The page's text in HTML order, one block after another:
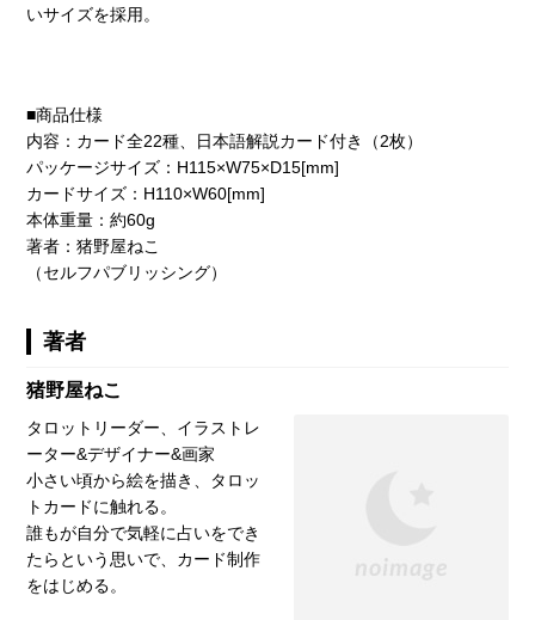
いサイズを採用。
■商品仕様
内容：カード全22種、日本語解説カード付き（2枚）
パッケージサイズ：H115×W75×D15[mm]
カードサイズ：H110×W60[mm]
本体重量：約60g
著者：猪野屋ねこ
（セルフパブリッシング）
著者
猪野屋ねこ
タロットリーダー、イラストレ
ーター&デザイナー&画家
小さい頃から絵を描き、タロッ
トカードに触れる。
誰もが自分で気軽に占いをでき
たらという思いで、カード制作
をはじめる。